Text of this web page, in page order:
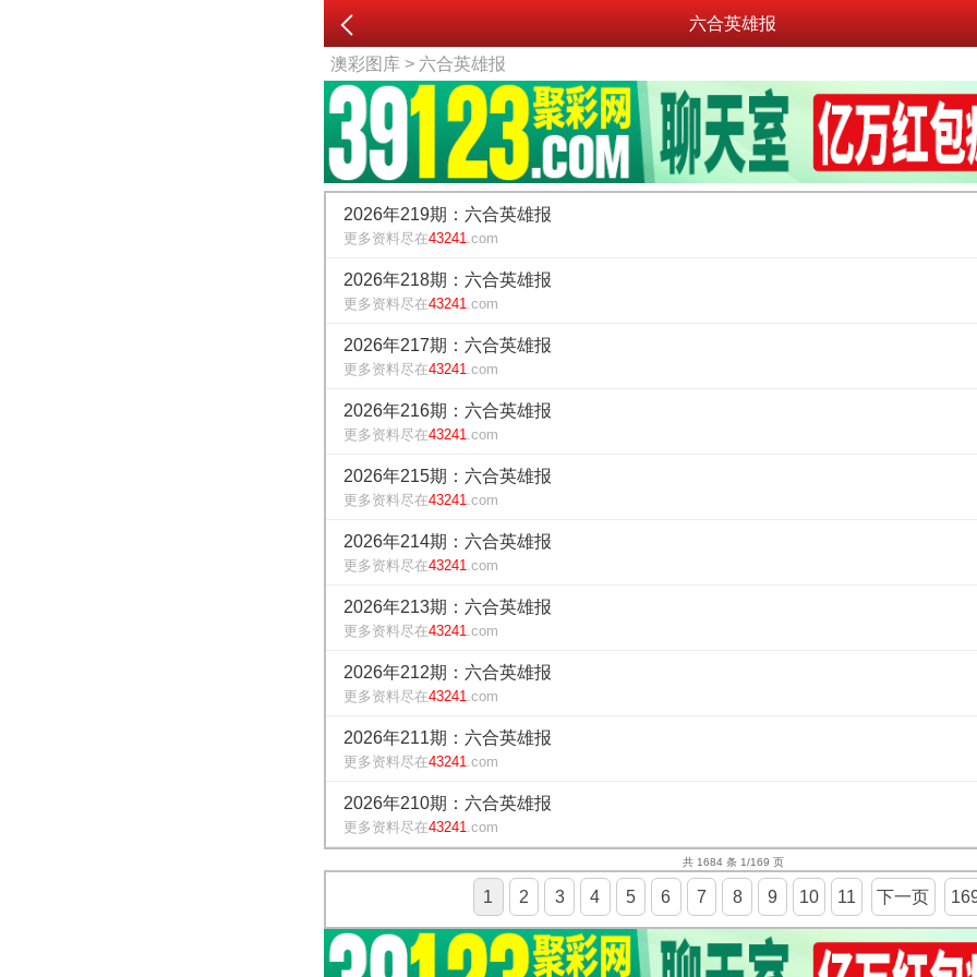
六合英雄报
澳彩图库 > 六合英雄报
2026年219期：六合英雄报
更多资料尽在43241.com
2026年218期：六合英雄报
更多资料尽在43241.com
2026年217期：六合英雄报
更多资料尽在43241.com
2026年216期：六合英雄报
更多资料尽在43241.com
2026年215期：六合英雄报
更多资料尽在43241.com
2026年214期：六合英雄报
更多资料尽在43241.com
2026年213期：六合英雄报
更多资料尽在43241.com
2026年212期：六合英雄报
更多资料尽在43241.com
2026年211期：六合英雄报
更多资料尽在43241.com
2026年210期：六合英雄报
更多资料尽在43241.com
共 1684 条 1/169 页
1 2 3 4 5 6 7 8 9 10 11 下一页